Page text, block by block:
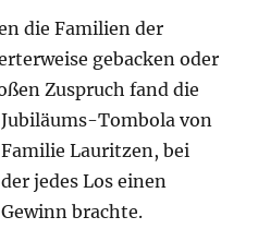
die Familien der
gebacken oder
Zuspruch fand die
Jubiläums-Tombola von
Familie Lauritzen, bei
der jedes Los einen
Gewinn brachte.